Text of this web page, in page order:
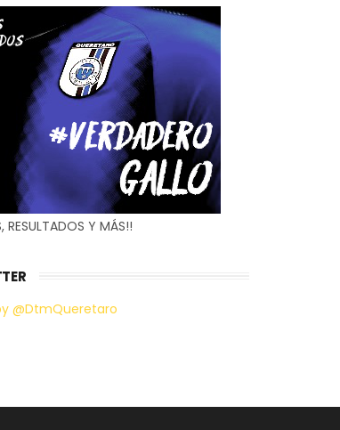
RESULTADOS Y MÁS!!
@DtmQueretaro